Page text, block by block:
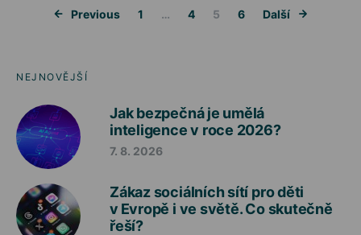
Stránkování
Previous 1 … 4 5 6 Další
NEJNOVĚJŠÍ
Jak bezpečná je umělá
inteligence v roce 2026?
7. 8. 2026
Zákaz sociálních sítí pro děti
v Evropě i ve světě. Co skutečně
řeší?